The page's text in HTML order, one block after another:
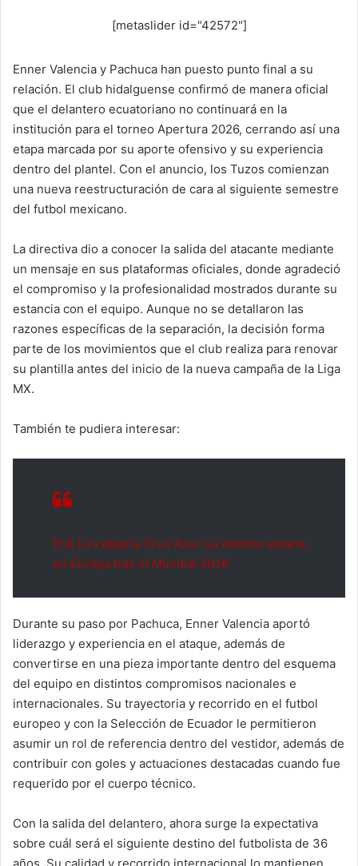
[metaslider id="42572"]
Enner Valencia y Pachuca han puesto punto final a su
relación. El club hidalguense confirmó de manera oficial
que el delantero ecuatoriano no continuará en la
institución para el torneo Apertura 2026, cerrando así una
etapa marcada por su aporte ofensivo y su experiencia
dentro del plantel. Con el anuncio, los Tuzos comienzan
una nueva reestructuración de cara al siguiente semestre
del futbol mexicano.
La directiva dio a conocer la salida del atacante mediante
un mensaje en sus plataformas oficiales, donde agradeció
el compromiso y la profesionalidad mostrados durante su
estancia con el equipo. Aunque no se detallaron las
razones específicas de la separación, la decisión forma
parte de los movimientos que el club realiza para renovar
su plantilla antes del inicio de la nueva campaña de la Liga
MX.
También te pudiera interesar:
Erik Lira dejaría Cruz Azul; su destino estaría
en Europa tras el Mundial 2026
Durante su paso por Pachuca, Enner Valencia aportó
liderazgo y experiencia en el ataque, además de
convertirse en una pieza importante dentro del esquema
del equipo en distintos compromisos nacionales e
internacionales. Su trayectoria y recorrido en el futbol
europeo y con la Selección de Ecuador le permitieron
asumir un rol de referencia dentro del vestidor, además de
contribuir con goles y actuaciones destacadas cuando fue
requerido por el cuerpo técnico.
Con la salida del delantero, ahora surge la expectativa
sobre cuál será el siguiente destino del futbolista de 36